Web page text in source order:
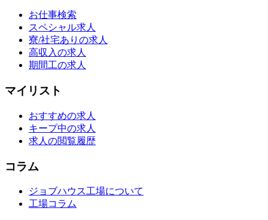
お仕事検索
スペシャル求人
寮/社宅ありの求人
高収入の求人
期間工の求人
マイリスト
おすすめの求人
キープ中の求人
求人の閲覧履歴
コラム
ジョブハウス工場について
工場コラム